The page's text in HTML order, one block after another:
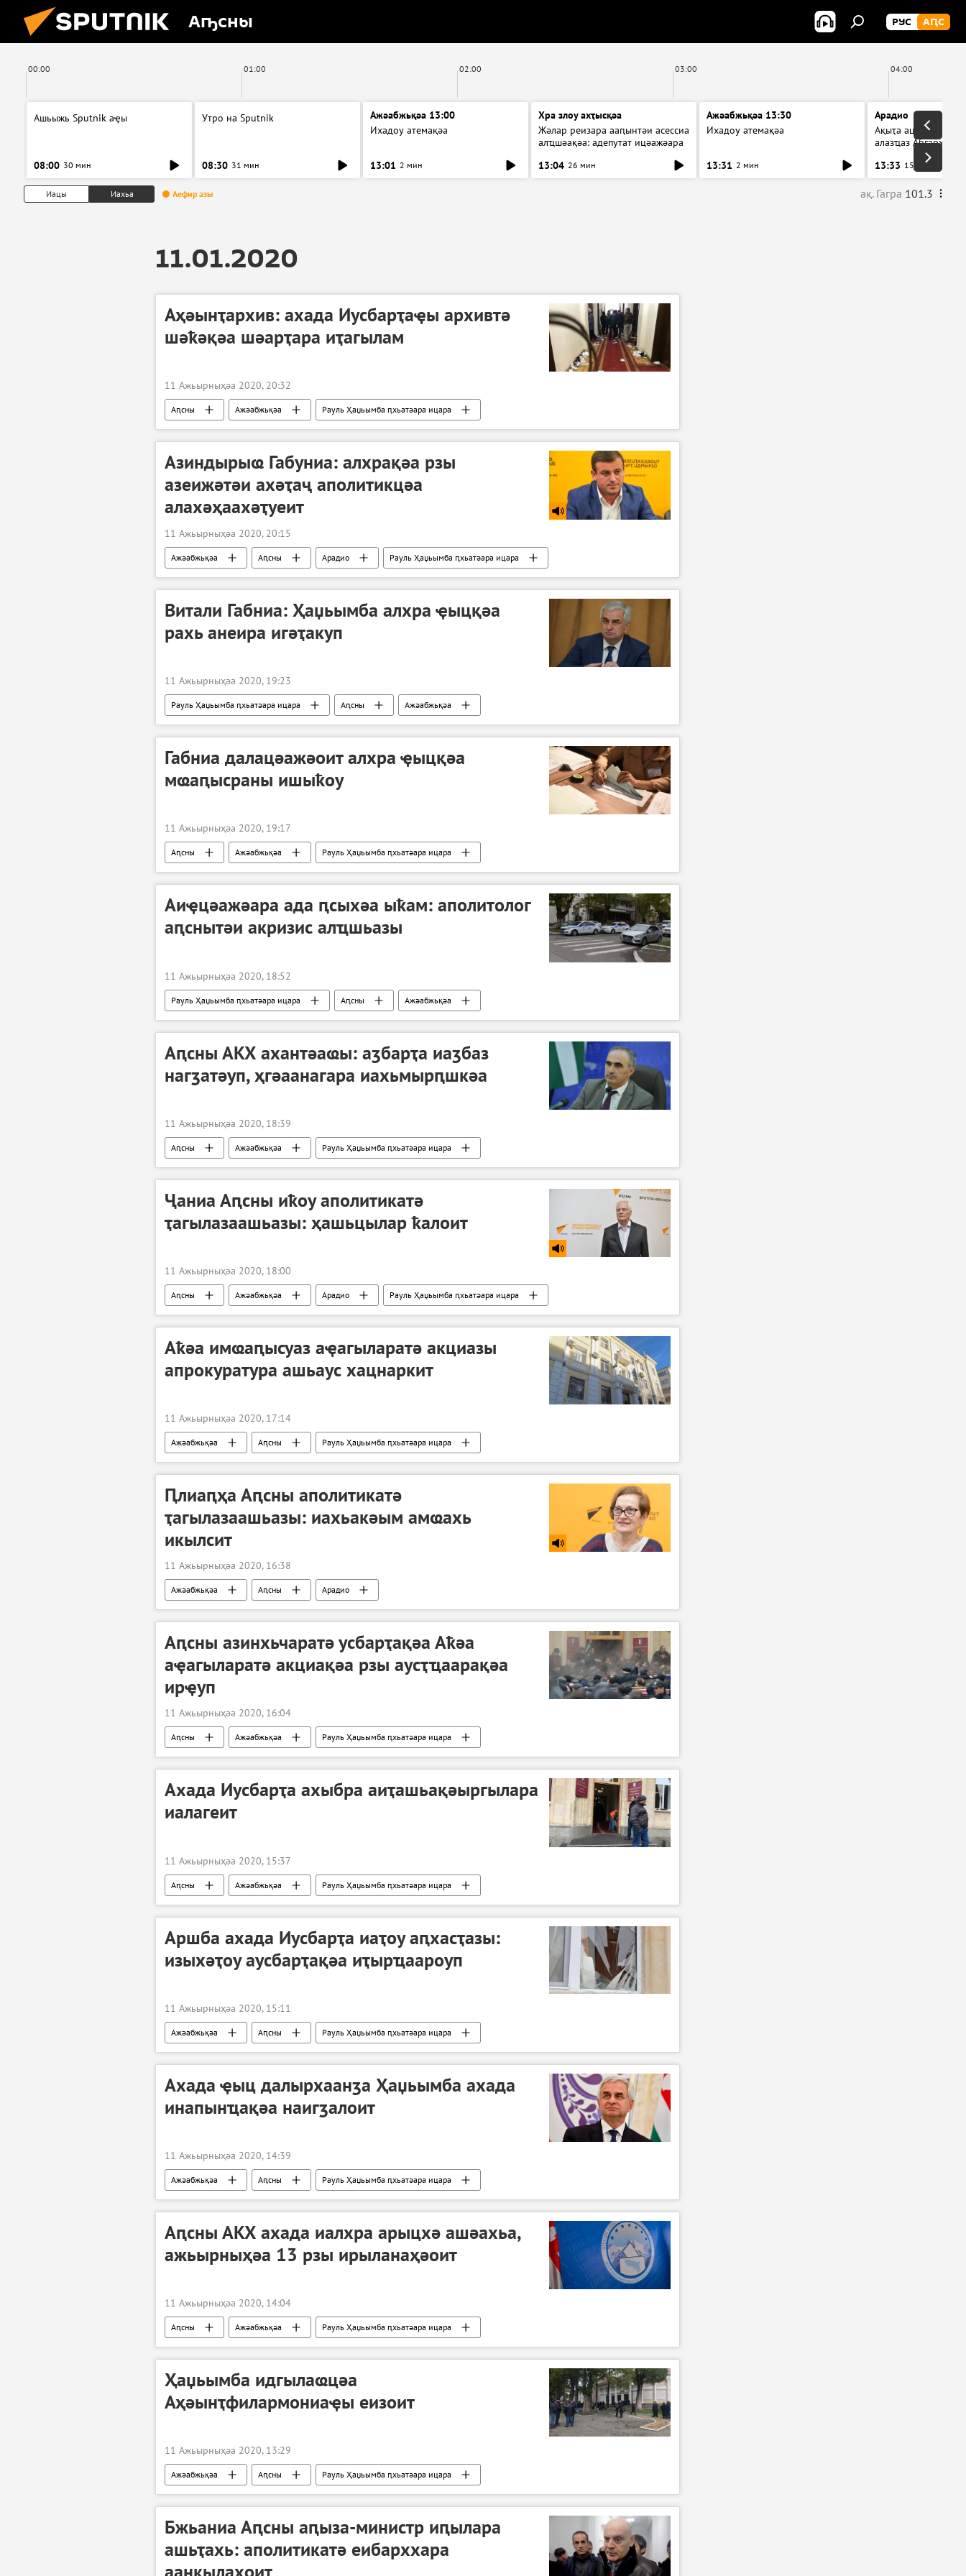
Аҧсны РУС АԤС
00:00 01:00 02:00 03:00 04:00
Ашьыжь Sputnik аҿы
08:00 30 мин
Утро на Sputnik
08:30 31 мин
Ажәабжьқәа 13:00
Ихадоу атемақәа
13:01 2 мин
Хра злоу ахҭысқәа
Жәлар реизара ааԥынтәи асессиа
алҵшәақәа: адепутат ицәажәара
13:04 26 мин
Ажәабжьқәа 13:30
Ихадоу атемақәа
13:31 2 мин
Арадио
Ақыҭа ацхрааразы
алазҵаз Абӷархықә
13:33 15 мин
Иацы Иахьа Аефир азы ақ. Гагра 101.3
11.01.2020
Аҳәынҭархив: ахада Иусбарҭаҿы архивтә
шәҟәқәа шәарҭара иҭагылам
11 Ажьырныҳәа 2020, 20:32
Аԥсны Ажәабжьқәа Рауль Ҳаџьымба ԥхьатәара ицара
Азиндырыҩ Габуниа: алхрақәа рзы
азеижәтәи ахәҭаҷ аполитикцәа
алахәҳаахәҭуеит
11 Ажьырныҳәа 2020, 20:15
Ажәабжьқәа Аԥсны Арадио Рауль Ҳаџьымба ԥхьатәара ицара
Витали Габниа: Ҳаџьымба алхра ҿыцқәа
рахь анеира игәҭакуп
11 Ажьырныҳәа 2020, 19:23
Рауль Ҳаџьымба ԥхьатәара ицара Аԥсны Ажәабжьқәа
Габниа далацәажәоит алхра ҿыцқәа
мҩаԥысраны ишыҟоу
11 Ажьырныҳәа 2020, 19:17
Аԥсны Ажәабжьқәа Рауль Ҳаџьымба ԥхьатәара ицара
Аиҿцәажәара ада ԥсыхәа ыҟам: аполитолог
аԥснытәи акризис алҵшьазы
11 Ажьырныҳәа 2020, 18:52
Рауль Ҳаџьымба ԥхьатәара ицара Аԥсны Ажәабжьқәа
Аԥсны АКХ ахантәаҩы: аӡбарҭа иаӡбаз
нагӡатәуп, ҳгәаанагара иахьмырԥшкәа
11 Ажьырныҳәа 2020, 18:39
Аԥсны Ажәабжьқәа Рауль Ҳаџьымба ԥхьатәара ицара
Ҷаниа Аԥсны иҟоу аполитикатә
ҭагылазаашьазы: ҳашьцылар ҟалоит
11 Ажьырныҳәа 2020, 18:00
Аԥсны Ажәабжьқәа Арадио Рауль Ҳаџьымба ԥхьатәара ицара
Аҟәа имҩаԥысуаз аҿагыларатә акциазы
апрокуратура ашьаус хацнаркит
11 Ажьырныҳәа 2020, 17:14
Ажәабжьқәа Аԥсны Рауль Ҳаџьымба ԥхьатәара ицара
Ԥлиаԥҳа Аԥсны аполитикатә
ҭагылазаашьазы: иахьакәым амҩахь
икылсит
11 Ажьырныҳәа 2020, 16:38
Ажәабжьқәа Аԥсны Арадио
Аԥсны азинхьчаратә усбарҭақәа Аҟәа
аҿагыларатә акциақәа рзы аусҭҵаарақәа
ирҿуп
11 Ажьырныҳәа 2020, 16:04
Аԥсны Ажәабжьқәа Рауль Ҳаџьымба ԥхьатәара ицара
Ахада Иусбарҭа ахыбра аиҭашьақәыргылара
иалагеит
11 Ажьырныҳәа 2020, 15:37
Аԥсны Ажәабжьқәа Рауль Ҳаџьымба ԥхьатәара ицара
Аршба ахада Иусбарҭа иаҭоу аԥхасҭазы:
изыхәҭоу аусбарҭақәа иҭырҵаароуп
11 Ажьырныҳәа 2020, 15:11
Ажәабжьқәа Аԥсны Рауль Ҳаџьымба ԥхьатәара ицара
Ахада ҿыц далырхаанӡа Ҳаџьымба ахада
инапынҵақәа наигӡалоит
11 Ажьырныҳәа 2020, 14:39
Ажәабжьқәа Аԥсны Рауль Ҳаџьымба ԥхьатәара ицара
Аԥсны АКХ ахада иалхра арыцхә ашәахьа,
ажьырныҳәа 13 рзы ирыланаҳәоит
11 Ажьырныҳәа 2020, 14:04
Аԥсны Ажәабжьқәа Рауль Ҳаџьымба ԥхьатәара ицара
Ҳаџьымба идгылаҩцәа
Аҳәынҭфилармониаҿы еизоит
11 Ажьырныҳәа 2020, 13:29
Ажәабжьқәа Аԥсны Рауль Ҳаџьымба ԥхьатәара ицара
Бжьаниа Аԥсны аԥыза-министр иԥылара
ашьҭахь: аполитикатә еибарххара